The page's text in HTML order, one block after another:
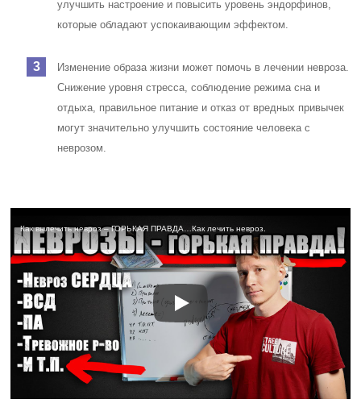
улучшить настроение и повысить уровень эндорфинов,
которые обладают успокаивающим эффектом.
Изменение образа жизни может помочь в лечении невроза.
Снижение уровня стресса, соблюдение режима сна и
отдыха, правильное питание и отказ от вредных привычек
могут значительно улучшить состояние человека с
неврозом.
Как вылечить невроз – ГОРЬКАЯ ПРАВДА…Как лечить невроз.